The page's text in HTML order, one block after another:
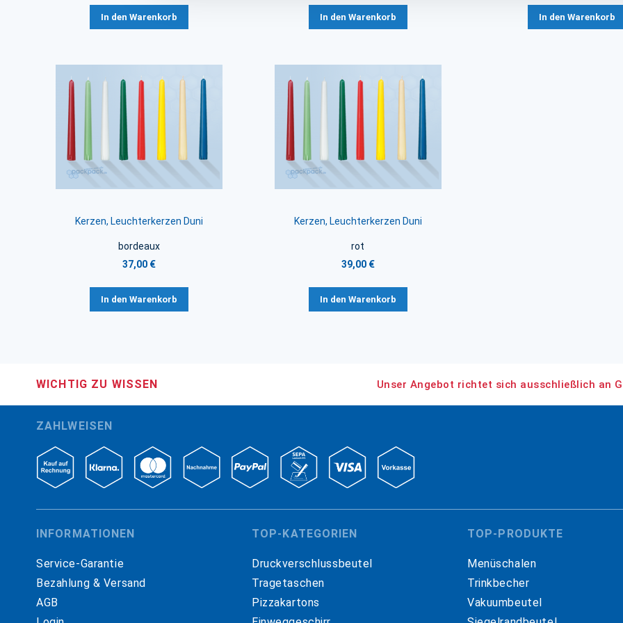
In den Warenkorb In den Warenkorb In den Warenkorb
Kerzen, Leuchterkerzen Duni
bordeaux
37,00 €
In den Warenkorb
Kerzen, Leuchterkerzen Duni
rot
39,00 €
In den Warenkorb
WICHTIG ZU WISSEN Unser Angebot richtet sich ausschließlich an
ZAHLWEISEN
INFORMATIONEN
Service-Garantie
Bezahlung & Versand
AGB
TOP-KATEGORIEN
Druckverschlussbeutel
Tragetaschen
Pizzakartons
TOP-PRODUKTE
Menüschalen
Trinkbecher
Vakuumbeutel